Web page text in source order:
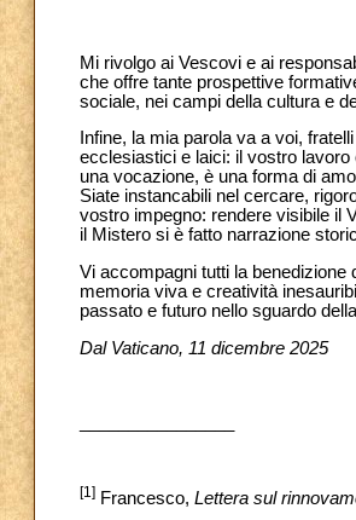
Mi rivolgo ai Vescovi e ai
che offre tante prospettive
sociale, nei campi della cultura e
Infine, la mia parola va a voi,
ecclesiastici e laici: il vostro lavoro
una vocazione, è una forma di
Siate instancabili nel cercare,
vostro impegno: rendere visibile il
il Mistero si è fatto narrazione
Vi accompagni tutti la benedizione
memoria viva e creatività
passato e futuro nello sguardo
Dal Vaticano, 11 dicembre 2025
[1] Francesco, Lettera sul